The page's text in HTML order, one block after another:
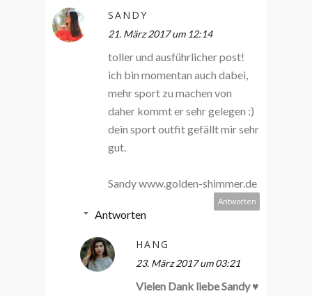
SANDY
21. März 2017 um 12:14
toller und ausführlicher post!
ich bin momentan auch dabei,
mehr sport zu machen von
daher kommt er sehr gelegen :)
dein sport outfit gefällt mir sehr
gut.
Sandy www.golden-shimmer.de
Antworten
Antworten
HANG
23. März 2017 um 03:21
Vielen Dank liebe Sandy ♥